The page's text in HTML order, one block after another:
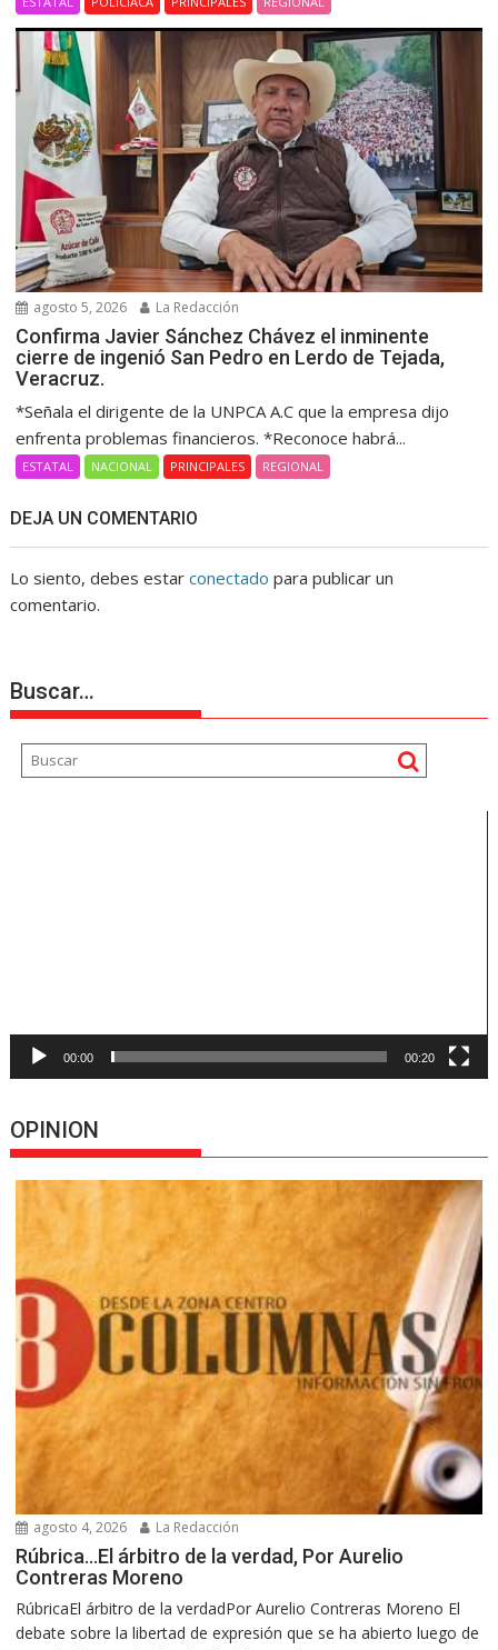
agosto 5, 2026 La Redacción
Confirma Javier Sánchez Chávez el inminente
cierre de ingenió San Pedro en Lerdo de Tejada,
Veracruz.
*Señala el dirigente de la UNPCA A.C que la empresa dijo
enfrenta problemas financieros. *Reconoce habrá...
ESTATAL NACIONAL PRINCIPALES REGIONAL
DEJA UN COMENTARIO
Lo siento, debes estarconectado para publicar un
comentario.
Buscar…
00:00 00:20
OPINION
agosto 4, 2026 La Redacción
Rúbrica…El árbitro de la verdad, Por Aurelio
Contreras Moreno
RúbricaEl árbitro de la verdadPor Aurelio Contreras Moreno El
debate sobre la libertad de expresión que se ha abierto luego de